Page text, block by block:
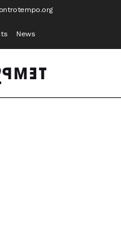
News